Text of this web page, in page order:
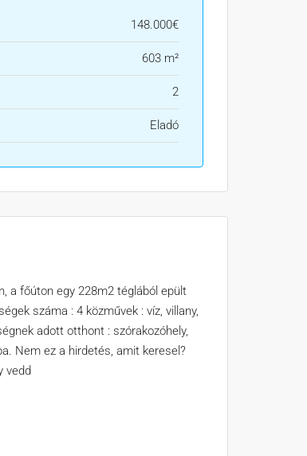
148.000€
603 m²
2
Eladó
a főúton egy 228m2 téglából epült
száma : 4 közművek : víz, villany,
adott otthont : szórakozóhely,
Nem ez a hirdetés, amit keresel?
vedd